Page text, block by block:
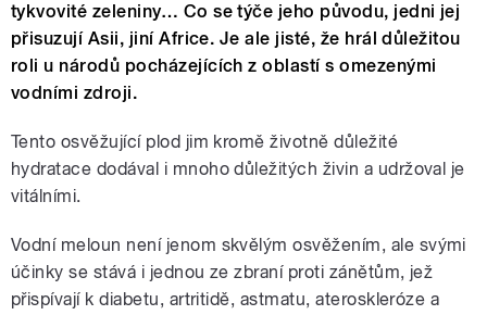
tykvovité zeleniny… Co se týče jeho původu, jedni jej
přisuzují Asii, jiní Africe. Je ale jisté, že hrál důležitou
roli u národů pocházejících z oblastí s omezenými
vodními zdroji.
Tento osvěžující plod jim kromě životně důležité
hydratace dodával i mnoho důležitých živin a udržoval je
vitálními.
Vodní meloun není jenom skvělým osvěžením, ale svými
účinky se stává i jednou ze zbraní proti zánětům, jež
přispívají k diabetu, artritidě, astmatu, ateroskleróze a